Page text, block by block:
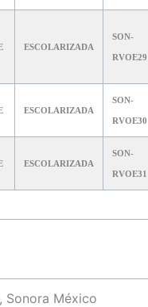
ESCOLARIZADA
SON-
RVOE29
ESCOLARIZADA
SON-
RVOE30
ESCOLARIZADA
SON-
RVOE31
Sonora México